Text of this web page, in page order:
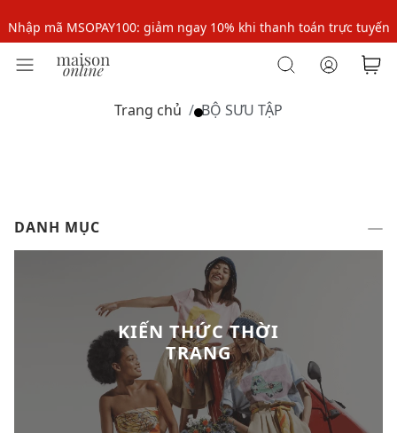
Nhập mã MSOPAY100: giảm ngay 10% khi thanh toán trực tuyến
Nhập mã: MSOXINCHAO - Giảm 10% đơn đầu cho thành viên mới!
Nhập mã: MSOXINCHAO - Giảm 10% đơn đầu cho thành viên mới!
Trang chủ BỘ SƯU TẬP
DANH MỤC
KIẾN THỨC THỜI
TRANG